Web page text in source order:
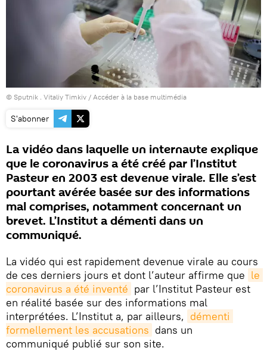
© Sputnik . Vitaliy Timkiv / Accéder à la base multimédia
S'abonner
La vidéo dans laquelle un internaute explique
que le coronavirus a été créé par l’Institut
Pasteur en 2003 est devenue virale. Elle s’est
pourtant avérée basée sur des informations
mal comprises, notamment concernant un
brevet. L’Institut a démenti dans un
communiqué.
La vidéo qui est rapidement devenue virale au cours
de ces derniers jours et dont l’auteur affirme que le
coronavirus a été inventé par l’Institut Pasteur est
en réalité basée sur des informations mal
interprétées. L’Institut a, par ailleurs, démenti
formellement les accusations dans un
communiqué publié sur son site.